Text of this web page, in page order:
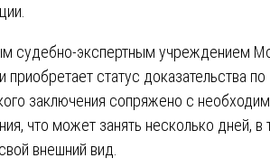
судебно-экспертным учреждением
статус доказательства по
заключения сопряжено с
что может занять несколько дней, в
внешний вид.